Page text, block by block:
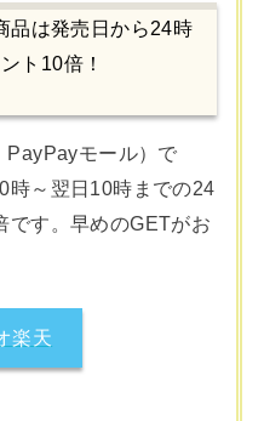
品は発売日から24時
ト10倍！
PayPayモール）で
時～翌日10時までの24
です。早めのGETがお
楽天